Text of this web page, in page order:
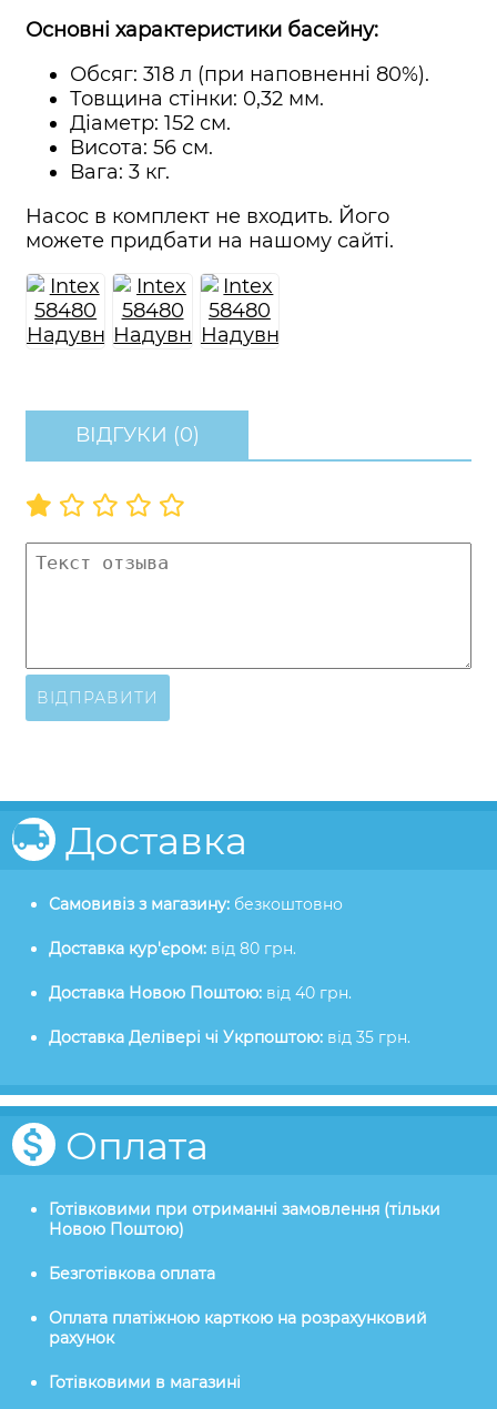
Основні характеристики басейну:
Обсяг: 318 л (при наповненні 80%).
Товщина стінки: 0,32 мм.
Діаметр: 152 см.
Висота: 56 см.
Вага: 3 кг.
Насос в комплект не входить. Його
можете придбати на нашому сайті.
ВІДГУКИ (0)
ВІДПРАВИТИ
Доставка
Самовивіз з магазину: безкоштовно
Доставка кур'єром: від 80 грн.
Доставка Новою Поштою: від 40 грн.
Доставка Делівері чі Укрпоштою: від 35 грн.
Оплата
Готівковими при отриманні замовлення (тільки
Новою Поштою)
Безготівкова оплата
Оплата платіжною карткою на розрахунковий
рахунок
Готівковими в магазині